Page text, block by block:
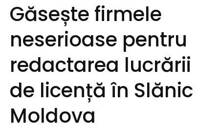
Găsește firmele
neserioase pentru
redactarea lucrării
de licență în Slănic
Moldova